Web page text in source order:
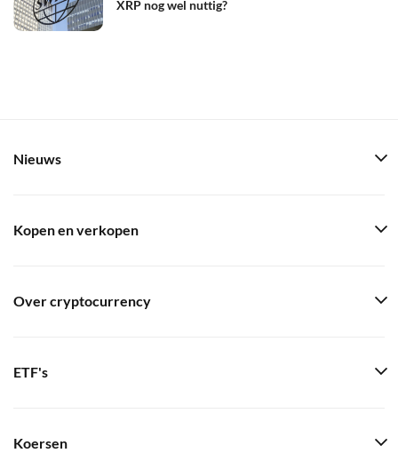
XRP nog wel nuttig?
Nieuws
Kopen en verkopen
Over cryptocurrency
ETF's
Koersen